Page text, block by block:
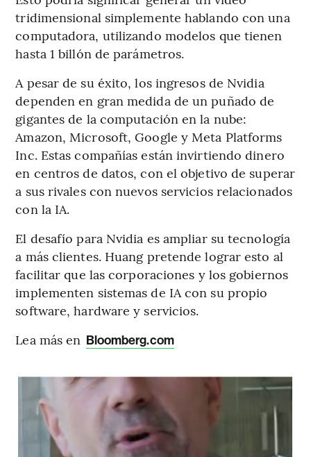
tridimensional simplemente hablando con una
computadora, utilizando modelos que tienen
hasta 1 billón de parámetros.
A pesar de su éxito, los ingresos de Nvidia
dependen en gran medida de un puñado de
gigantes de la computación en la nube:
Amazon, Microsoft, Google y Meta Platforms
Inc. Estas compañías están invirtiendo dinero
en centros de datos, con el objetivo de superar
a sus rivales con nuevos servicios relacionados
con la IA.
El desafío para Nvidia es ampliar su tecnología
a más clientes. Huang pretende lograr esto al
facilitar que las corporaciones y los gobiernos
implementen sistemas de IA con su propio
software, hardware y servicios.
Lea más en Bloomberg.com